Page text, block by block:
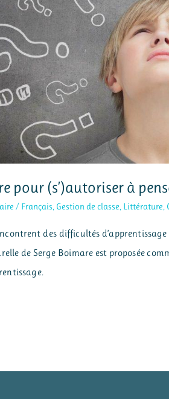
pour (s’)autoriser à
/ Français, Gestion de classe, Littérature,
des difficultés
de Serge Boimare est proposée